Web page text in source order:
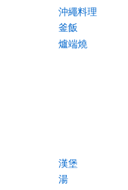
沖繩料理
釜飯
爐端燒
漢堡
湯